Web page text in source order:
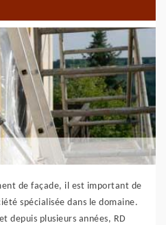
de façade, il est important de
spécialisée dans le domaine.
depuis plusieurs années, RD